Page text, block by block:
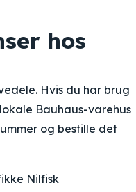
hos
Hvis du har brug
Bauhaus-varehus
og bestille det
Nilfisk